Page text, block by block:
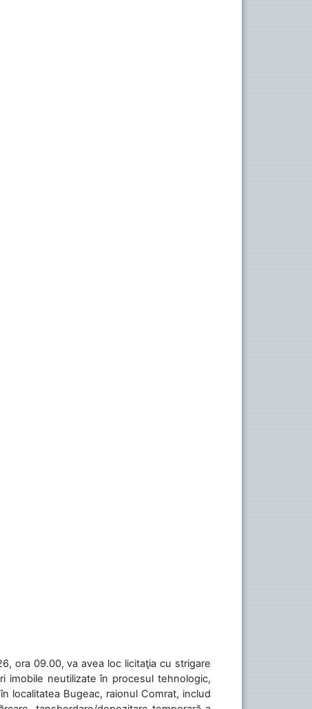
ora 09.00, va avea loc licitaţia cu strigare
imobile neutilizate în procesul tehnologic,
localitatea Bugeac, raionul Comrat, includ